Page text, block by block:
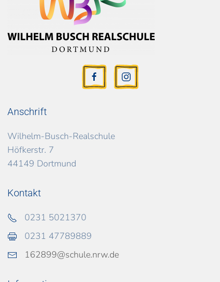
Anschrift
Wilhelm-Busch-Realschule
Höfkerstr. 7
44149 Dortmund
Kontakt
0231 5021370
0231 47789889
162899@schule.nrw.de